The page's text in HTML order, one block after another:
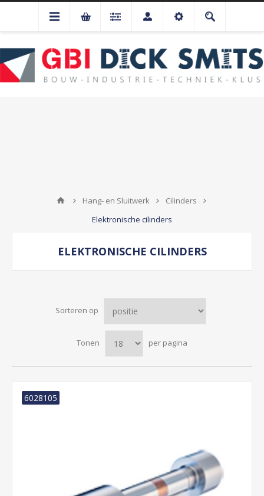
Hang- en Sluitwerk
Cilinders
Elektronische cilinders
ELEKTRONISCHE CILINDERS
Sorteren op
Tonen per pagina
6028105